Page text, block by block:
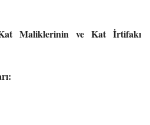
Maliklerinin ve Kat İrtifakı